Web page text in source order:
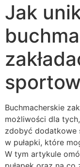
Jak
Buchmacherskie
możliwości dla
zdobyć dodatkowe
w pułapki, które
W tym artykule